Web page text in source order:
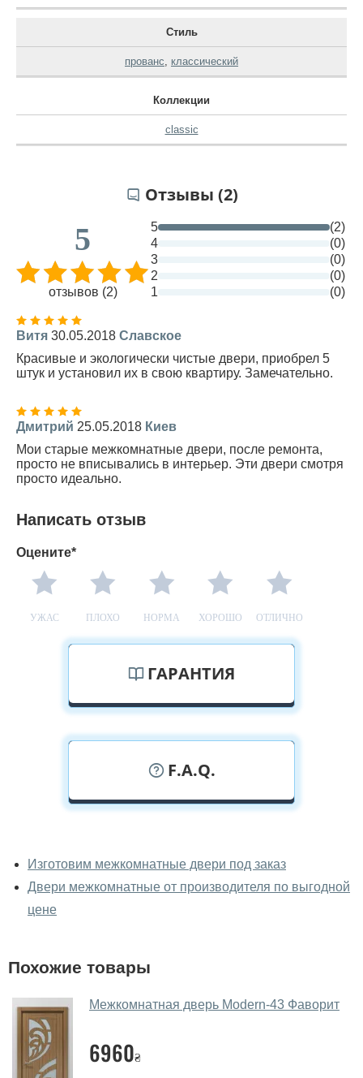
Стиль
прованс, классический
Коллекции
classic
Отзывы (2)
5
отзывов (2)
5
(2)
4
(0)
3
(0)
2
(0)
1
(0)
Витя 30.05.2018 Славское
Красивые и экологически чистые двери, приобрел 5
штук и установил их в свою квартиру. Замечательно.
Дмитрий 25.05.2018 Киев
Мои старые межкомнатные двери, после ремонта,
просто не вписывались в интерьер. Эти двери смотря
просто идеально.
Написать отзыв
Оцените*
УЖАС ПЛОХО НОРМА ХОРОШО ОТЛИЧНО
ГАРАНТИЯ
F.A.Q.
межкомнатные двери фаворит
вживую?
Да, можно посмотреть межкомнатные двери фаворит
дверей.
Помогаете ли вы выбрать
межкомнатные двери фаворит?
Изготовим межкомнатные двери под заказ
Двери межкомнатные от производителя по выгодной
цене
Похожие товары
Межкомнатная дверь Modern-43 Фаворит
6960₴